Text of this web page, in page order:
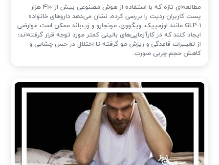
مطالعه‌ای تازه که با استفاده از هوش مصنوعی بیش از ۴۱۰ هزار
پست کاربران ردیت را بررسی کرده، نشان می‌دهد داروهای خانواده
GLP-1 مانند اوزمپیک، ویگووی، مونجارو و زپ‌باند ممکن است عوارضی
ایجاد کنند که در کارآزمایی‌های بالینی کمتر مورد توجه قرار گرفته‌اند؛
از تغییرات قاعدگی و ریزش مو گرفته تا اختلال در حس چشایی و
کاهش حجم چربی صورت.